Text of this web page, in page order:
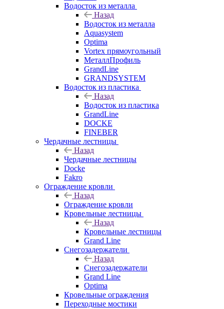
Водосток из металла
Назад
Водосток из металла
Aquasystem
Optima
Vortex прямоугольный
МеталлПрофиль
GrandLine
GRANDSYSTEM
Водосток из пластика
Назад
Водосток из пластика
GrandLine
DOCKE
FINEBER
Чердачные лестницы
Назад
Чердачные лестницы
Docke
Fakro
Ограждение кровли
Назад
Ограждение кровли
Кровельные лестницы
Назад
Кровельные лестницы
Grand Line
Снегозадержатели
Назад
Снегозадержатели
Grand Line
Optima
Кровельные ограждения
Переходные мостики